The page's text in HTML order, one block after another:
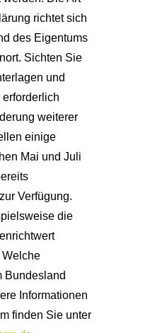
richtet sich
des Eigentums
Sichten Sie
und
weiterer
einige
Mai und Juli
Verfügung.
die
Bundesland
Informationen
finden Sie unter